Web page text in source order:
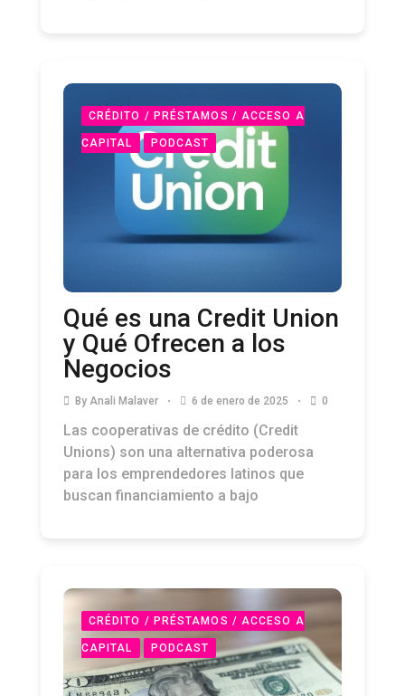
CRÉDITO / PRÉSTAMOS / ACCESO A
CAPITAL PODCAST
Qué es una Credit Union
y Qué Ofrecen a los
Negocios
By Anali Malaver 6 de enero de 2025 0
Las cooperativas de crédito (Credit
Unions) son una alternativa poderosa
para los emprendedores latinos que
buscan financiamiento a bajo
CRÉDITO / PRÉSTAMOS / ACCESO A
CAPITAL PODCAST